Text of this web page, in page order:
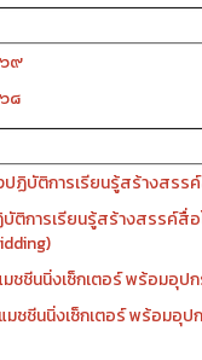
รับทุนกองทุนเพื่อความเส
นเพื่อรองรับสถานการณ์วิก
๙
๘
ฏิบัติการเรียนรู้สร้างสรรค์
ติการเรียนรู้สร้างสรรค์สื่